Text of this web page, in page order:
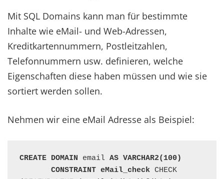
Mit SQL Domains kann man für bestimmte
Inhalte wie eMail- und Web-Adressen,
Kreditkartennummern, Postleitzahlen,
Telefonnummern usw. definieren, welche
Eigenschaften diese haben müssen und wie sie
sortiert werden sollen.
Nehmen wir eine eMail Adresse als Beispiel:
CREATE DOMAIN email AS VARCHAR2(100)
CONSTRAINT eMail_check CHECK